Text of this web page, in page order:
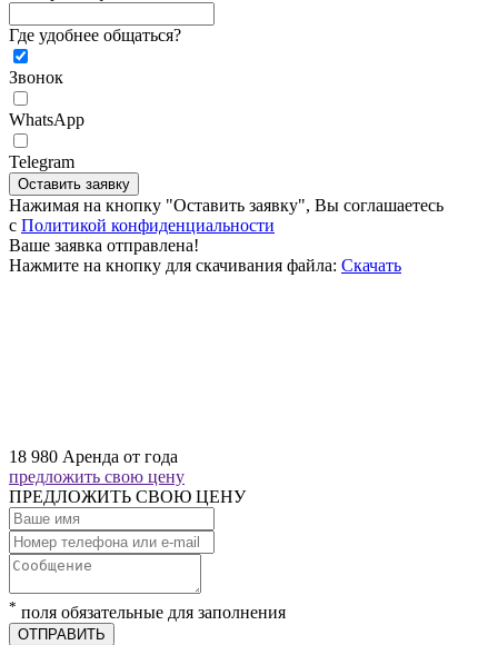
Где удобнее общаться?
Звонок
WhatsApp
Telegram
Оставить заявку
Нажимая на кнопку "Оставить заявку", Вы соглашаетесь
c Политикой конфиденциальности
Ваше заявка отправлена!
Нажмите на кнопку для скачивания файла: Скачать
18 980 Аренда от года
предложить свою цену
ПРЕДЛОЖИТЬ СВОЮ ЦЕНУ
* поля обязательные для заполнения
ОТПРАВИТЬ